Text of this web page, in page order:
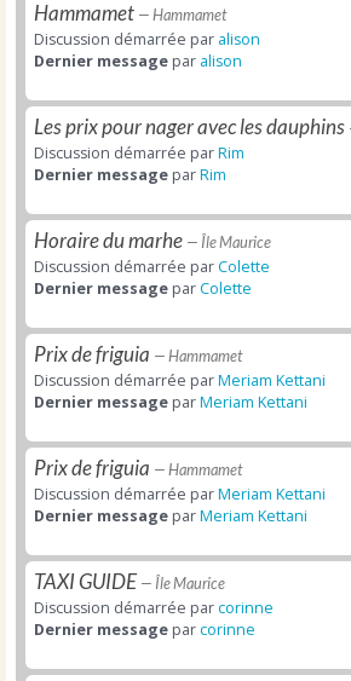
Hammamet — Hammamet
Discussion démarrée par alison
Dernier message par alison
Les prix pour nager avec les dauphins
Discussion démarrée parRim
Dernier message parRim
Horaire du marhe — Île Maurice
Discussion démarrée par Colette
Dernier message par Colette
Prix de friguia — Hammamet
Discussion démarrée parMeriam Kettani
Dernier message parMeriam Kettani
Prix de friguia — Hammamet
Discussion démarrée parMeriam Kettani
Dernier message parMeriam Kettani
TAXI GUIDE — Île Maurice
Discussion démarrée par corinne
Dernier message par corinne